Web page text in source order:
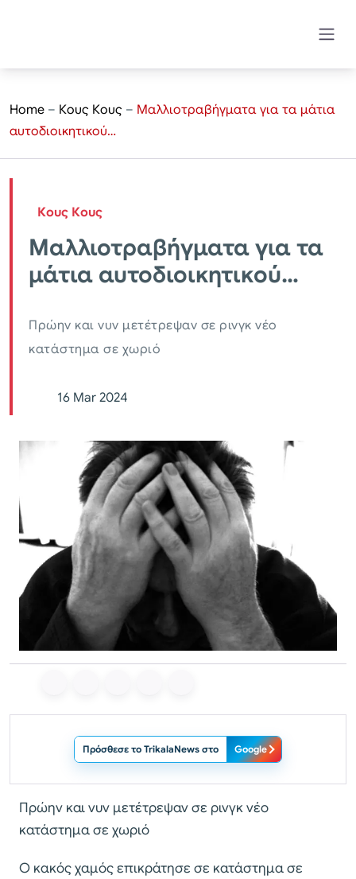
Home – Κους Κους – Μαλλιοτραβήγματα για τα μάτια
αυτοδιοικητικού…
Κους Κους
Μαλλιοτραβήγματα για τα
μάτια αυτοδιοικητικού…
Πρώην και νυν μετέτρεψαν σε ρινγκ νέο
κατάστημα σε χωριό
16 Mar 2024
Πρόσθεσε το TrikalaNews στο Google
Πρώην και νυν μετέτρεψαν σε ρινγκ νέο
κατάστημα σε χωριό
Ο κακός χαμός επικράτησε σε κατάστημα σε